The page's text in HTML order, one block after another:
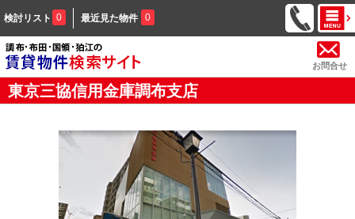
検討リスト 0 最近見た物件 0
お問合せ
東京三協信用金庫調布支店